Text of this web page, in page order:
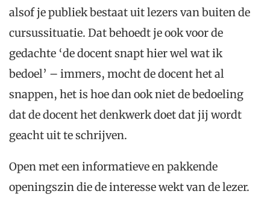
alsof je publiek bestaat uit lezers van buiten de
cursussituatie. Dat behoedt je ook voor de
gedachte ‘de docent snapt hier wel wat ik
bedoel’ – immers, mocht de docent het al
snappen, het is hoe dan ook niet de bedoeling
dat de docent het denkwerk doet dat jij wordt
geacht uit te schrijven.
Open met een informatieve en pakkende
openingszin die de interesse wekt van de lezer.